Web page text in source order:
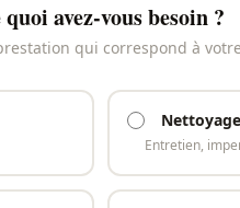
quoi avez-vous besoin ?
qui correspond à
Entretien,